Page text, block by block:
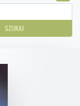
SZUKAJ